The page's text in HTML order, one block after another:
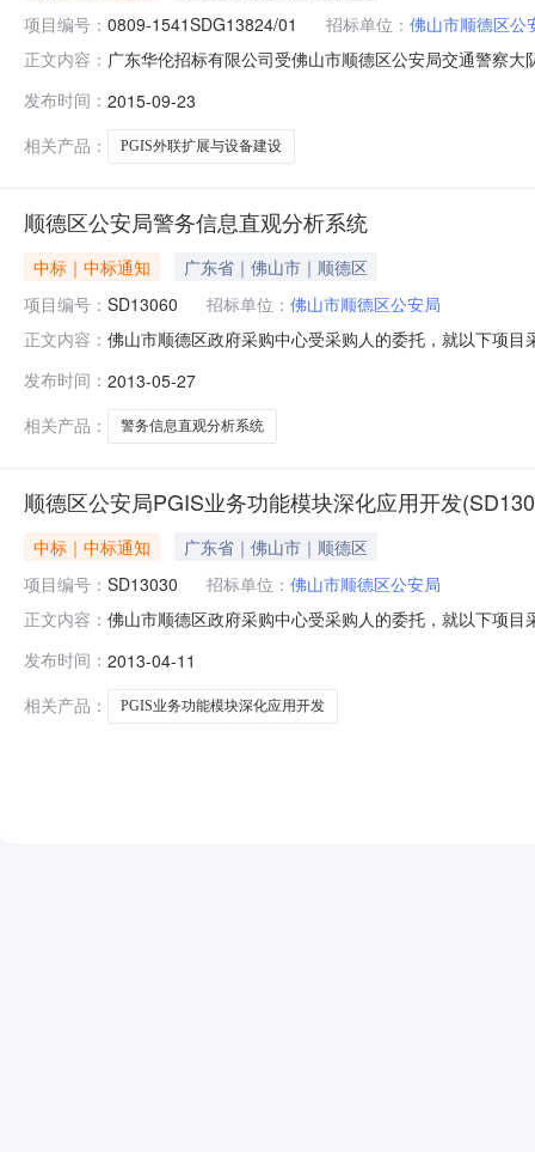
项目编号： 0809-1541SDG13824/01 招标单位： 佛山市顺德区公
正文内容： 广东华伦招标有限公司受佛山市顺德区公安局交通警察
局PGIS外联扩展与设备建设项目三、采购项目内容：
候
发布时间： 2015-09-23
相关产品：
PGIS外联扩展与设备建设
顺德区公安局警务信息直观分析系统
中标｜中标通知
广东省｜佛山市｜顺德区
项目编号： SD13060 招标单位： 佛山市顺德区公安局
正文内容： 佛山市顺德区政府采购中心受采购人的委托，就以下项
顺德区公安局警务信息直观分析系统开发服务六、采购
发布时间： 2013-05-27
相关产品：
警务信息直观分析系统
顺德区公安局PGIS业务功能模块深化应用开发
中标｜中标通知
广东省｜佛山市｜顺德区
项目编号： SD13030 招标单位： 佛山市顺德区公安局
正文内容： 佛山市顺德区政府采购中心受采购人的委托，就以下项
算：90万元五、项目简要说明：PGIS业务功能模块深化
发布时间： 2013-04-11
相关产品：
PGIS业务功能模块深化应用开发